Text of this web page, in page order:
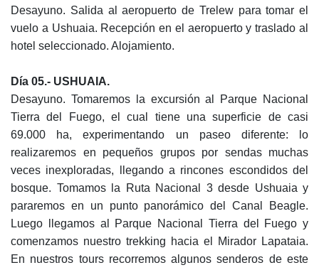
Desayuno. Salida al aeropuerto de Trelew para tomar el
vuelo a Ushuaia. Recepción en el aeropuerto y traslado al
hotel seleccionado. Alojamiento.
Día 05.- USHUAIA.
Desayuno. Tomaremos la excursión al Parque Nacional
Tierra del Fuego, el cual tiene una superficie de casi
69.000 ha, experimentando un paseo diferente: lo
realizaremos en pequeños grupos por sendas muchas
veces inexploradas, llegando a rincones escondidos del
bosque. Tomamos la Ruta Nacional 3 desde Ushuaia y
pararemos en un punto panorámico del Canal Beagle.
Luego llegamos al Parque Nacional Tierra del Fuego y
comenzamos nuestro trekking hacia el Mirador Lapataia.
En nuestros tours recorremos algunos senderos de este